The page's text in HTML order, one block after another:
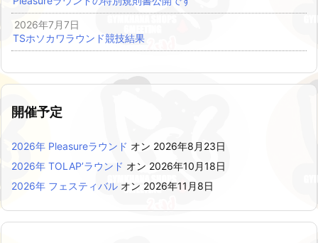
2026年7月7日
TSホソカワラウンド競技結果
開催予定
2026年 Pleasureラウンド オン 2026年8月23日
2026年 TOLAP’ラウンド オン 2026年10月18日
2026年 フェスティバル オン 2026年11月8日